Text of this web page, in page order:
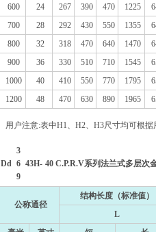
600
24 267 390 470 1225
700
28 292 430 550 1355
800
32 318 470 640 1470
900
36 330 510 710 1545
1000
40 410 550 770 1795
1200
48 470 630 890 1965
用户注意:表中H1、H2、H3尺寸均可根
Dd
3
6
9
43H- 40 C.P.R.V系列法兰式多层次
公称通径
结构长度（标准值）
L